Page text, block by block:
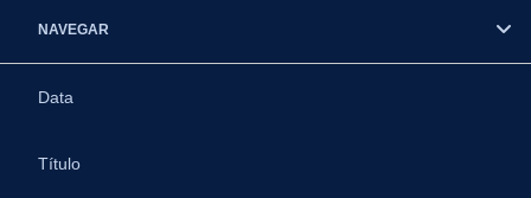
NAVEGAR
Data
Título